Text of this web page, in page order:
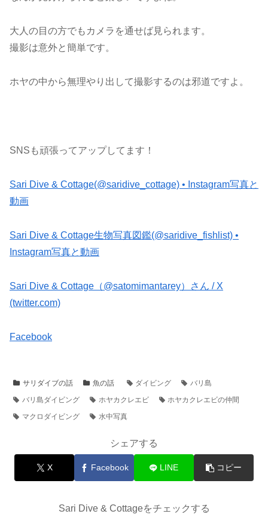
大人の目の方でもカメラを通せば見られます。
撮影は意外と簡単です。
ホヤの中から無理やり出して撮影するのは邪道ですよ。
SNSも頑張ってアップしてます！
Sari Dive & Cottage(@saridive_cottage) • Instagram写真と
動画
Sari Dive & Cottage生物写真図鑑(@saridive_fishlist) •
Instagram写真と動画
Sari Dive & Cottage（@satomimantarey）さん / X
(twitter.com)
Facebook
サリダイブの話 魚の話 ダイビング
バリ島
バリ島ダイビング
ホヤカクレエビ
ホヤカクレエビの仲間
マクロダイビング
水中写真
シェアする
X Facebook LINE コピー
Sari Dive & Cottageをチェックする